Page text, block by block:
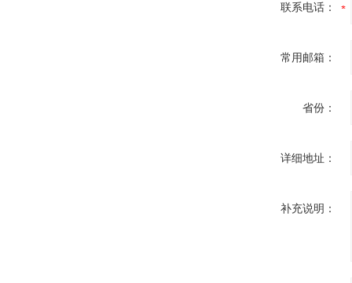
联系电话：
常用邮箱：
省份：
详细地址：
补充说明：